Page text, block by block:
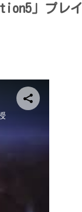
」プレイ